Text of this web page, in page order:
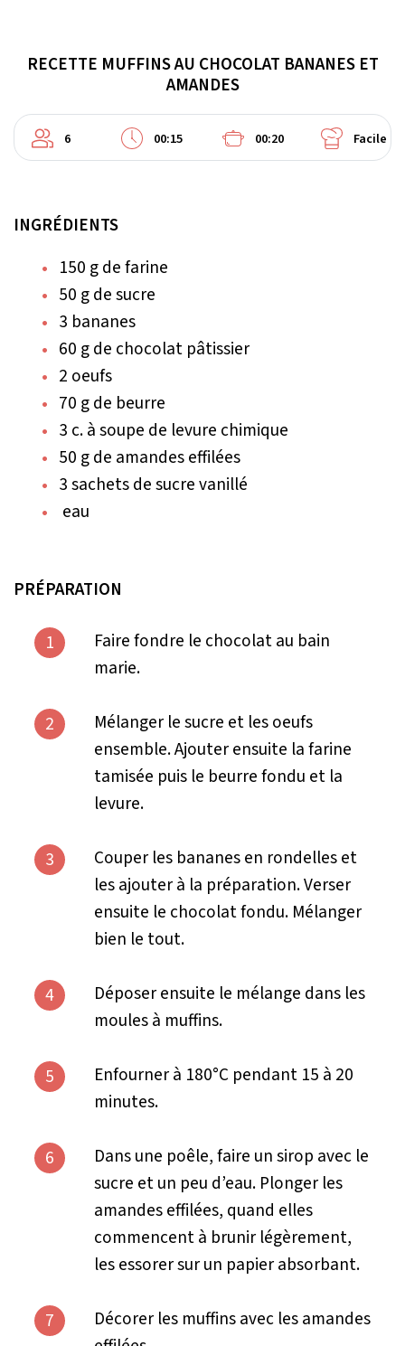
RECETTE MUFFINS AU CHOCOLAT BANANES ET
AMANDES
6 00:15 00:20 Facile
INGRÉDIENTS
150 g de farine
50 g de sucre
3 bananes
60 g de chocolat pâtissier
2 oeufs
70 g de beurre
3 c. à soupe de levure chimique
50 g de amandes effilées
3 sachets de sucre vanillé
eau
PRÉPARATION
1
Faire fondre le chocolat au bain
marie.
2
Mélanger le sucre et les oeufs
ensemble. Ajouter ensuite la farine
tamisée puis le beurre fondu et la
levure.
3
Couper les bananes en rondelles et
les ajouter à la préparation. Verser
ensuite le chocolat fondu. Mélanger
bien le tout.
4
Déposer ensuite le mélange dans les
moules à muffins.
5
Enfourner à 180°C pendant 15 à 20
minutes.
6
Dans une poêle, faire un sirop avec le
sucre et un peu d’eau. Plonger les
amandes effilées, quand elles
commencent à brunir légèrement,
les essorer sur un papier absorbant.
7
Décorer les muffins avec les amandes